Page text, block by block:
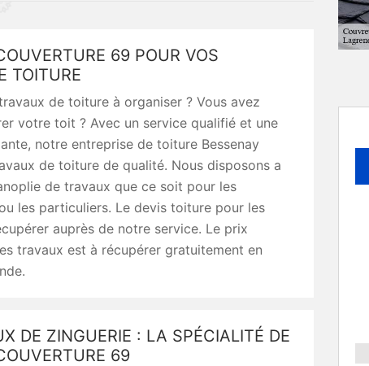
69 POUR VOS
TOITURE
de toiture à organiser ? Vous avez
votre toit ? Avec un service qualifié et une
notre entreprise de toiture Bessenay
de toiture de qualité. Nous disposons a
de travaux que ce soit pour les
les particuliers. Le devis toiture pour les
auprès de notre service. Le prix
travaux est à récupérer gratuitement en
DE ZINGUERIE : LA SPÉCIALITÉ DE
69